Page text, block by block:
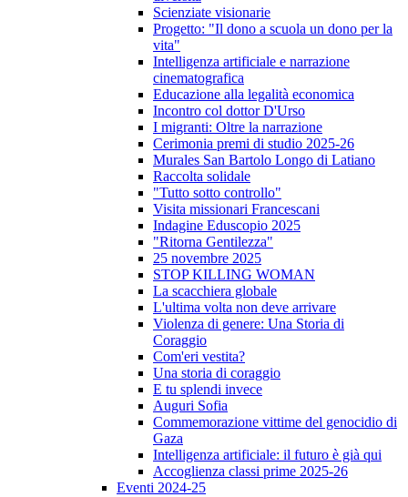
Scienziate visionarie
Progetto: "Il dono a scuola un dono per la
vita"
Intelligenza artificiale e narrazione
cinematografica
Educazione alla legalità economica
Incontro col dottor D'Urso
I migranti: Oltre la narrazione
Cerimonia premi di studio 2025-26
Murales San Bartolo Longo di Latiano
Raccolta solidale
"Tutto sotto controllo"
Visita missionari Francescani
Indagine Eduscopio 2025
"Ritorna Gentilezza"
25 novembre 2025
STOP KILLING WOMAN
La scacchiera globale
L'ultima volta non deve arrivare
Violenza di genere: Una Storia di
Coraggio
Com'eri vestita?
Una storia di coraggio
E tu splendi invece
Auguri Sofia
Commemorazione vittime del genocidio di
Gaza
Intelligenza artificiale: il futuro è già qui
Accoglienza classi prime 2025-26
Eventi 2024-25